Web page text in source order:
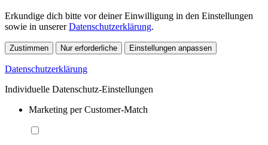
Erkundige dich bitte vor deiner Einwilligung in den Einstellungen
sowie in unsererDatenschutzerklärung.
Zustimmen Nur erforderliche Einstellungen anpassen
Datenschutzerklärung
Individuelle Datenschutz-Einstellungen
Marketing per Customer-Match